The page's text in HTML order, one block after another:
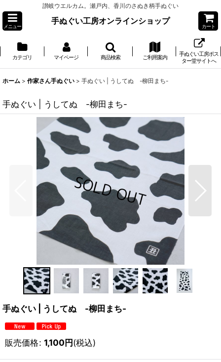
讃岐ウエルカム。瀬戸内、香川のさぬき柄手ぬぐい
メニュー
手ぬぐい工房オンラインショップ
カート
カテゴリ マイページ 商品検索 ご利用案内
手ぬぐい工房ポス
ター堂サイトへ
ホーム > 作家さん手ぬぐい > 手ぬぐい | うしてぬ -柳田まち-
手ぬぐい | うしてぬ -柳田まち-
手ぬぐい | うしてぬ -柳田まち-
販売価格: 1,100円(税込)